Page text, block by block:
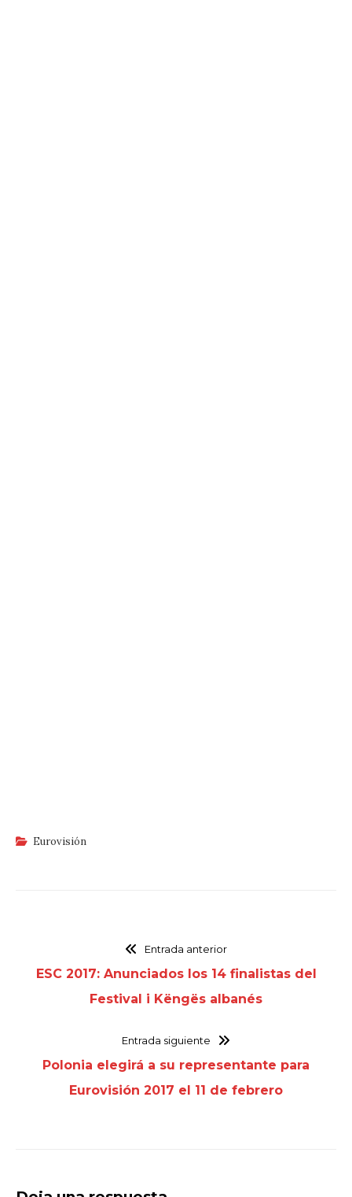
Eurovisión
Entrada anterior
ESC 2017: Anunciados los 14 finalistas del
Festival i Këngës albanés
Entrada siguiente
Polonia elegirá a su representante para
Eurovisión 2017 el 11 de febrero